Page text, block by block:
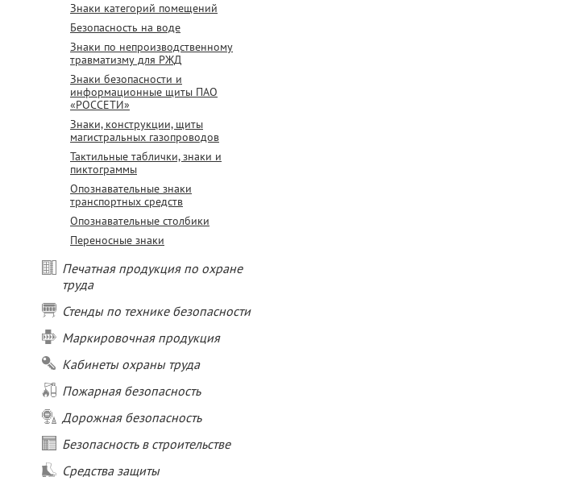
Знаки категорий помещений
Безопасность на воде
Знаки по непроизводственному
травматизму для РЖД
Знаки безопасности и
информационные щиты ПАО
«РОССЕТИ»
Знаки, конструкции, щиты
магистральных газопроводов
Тактильные таблички, знаки и
пиктограммы
Опознавательные знаки
транспортных средств
Опознавательные столбики
Переносные знаки
Печатная продукция по охране
труда
Стенды по технике безопасности
Маркировочная продукция
Кабинеты охраны труда
Пожарная безопасность
Дорожная безопасность
Безопасность в строительстве
Средства защиты